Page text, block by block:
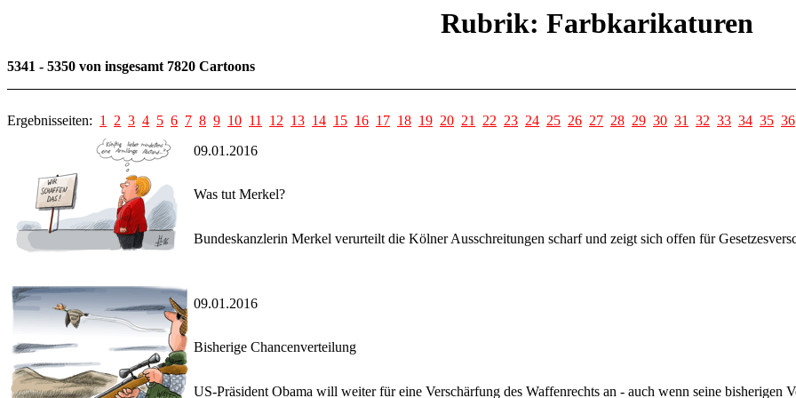
Rubrik: Farbkarikaturen
5341 - 5350 von insgesamt 7820 Cartoons
Ergebnisseiten: 1 2 3 4 5 6 7 8 9 10 11 12 13 14 15 16 17 18 19 20 21 22 23 24 25 26 27 28 29 30 31 32 33 34 35 36
09.01.2016
Was tut Merkel?
Bundeskanzlerin Merkel verurteilt die Kölner Ausschreitungen scharf und zeigt sich offen für
09.01.2016
Bisherige Chancenverteilung
US-Präsident Obama will weiter für eine Verschärfung des Waffenrechts an - auch wenn seine bisherigen